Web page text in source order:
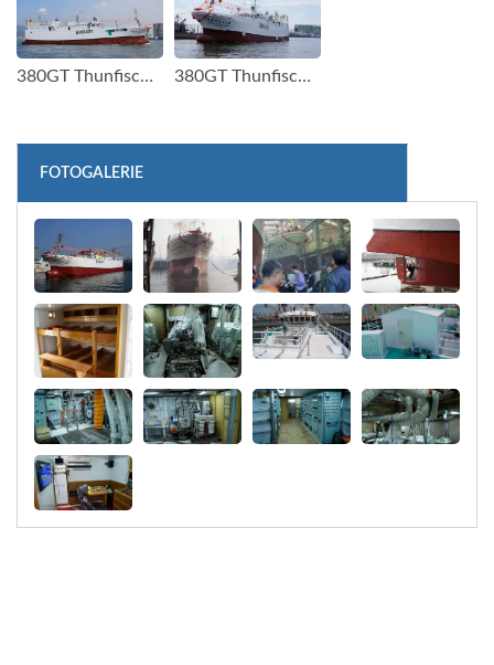
380GT Thunfisch Langliner Boot(1) 380GT Thunfisch Langliner Boot(2)
FOTOGALERIE